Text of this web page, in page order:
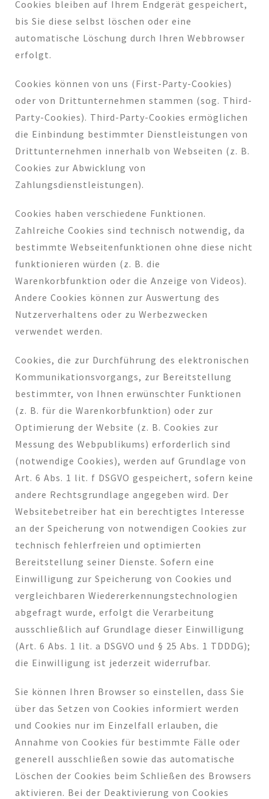
Cookies bleiben auf Ihrem Endgerät gespeichert,
bis Sie diese selbst löschen oder eine
automatische Löschung durch Ihren Webbrowser
erfolgt.
Cookies können von uns (First-Party-Cookies)
oder von Drittunternehmen stammen (sog. Third-
Party-Cookies). Third-Party-Cookies ermöglichen
die Einbindung bestimmter Dienstleistungen von
Drittunternehmen innerhalb von Webseiten (z. B.
Cookies zur Abwicklung von
Zahlungsdienstleistungen).
Cookies haben verschiedene Funktionen.
Zahlreiche Cookies sind technisch notwendig, da
bestimmte Webseitenfunktionen ohne diese nicht
funktionieren würden (z. B. die
Warenkorbfunktion oder die Anzeige von Videos).
Andere Cookies können zur Auswertung des
Nutzerverhaltens oder zu Werbezwecken
verwendet werden.
Cookies, die zur Durchführung des elektronischen
Kommunikationsvorgangs, zur Bereitstellung
bestimmter, von Ihnen erwünschter Funktionen
(z. B. für die Warenkorbfunktion) oder zur
Optimierung der Website (z. B. Cookies zur
Messung des Webpublikums) erforderlich sind
(notwendige Cookies), werden auf Grundlage von
Art. 6 Abs. 1 lit. f DSGVO gespeichert, sofern keine
andere Rechtsgrundlage angegeben wird. Der
Websitebetreiber hat ein berechtigtes Interesse
an der Speicherung von notwendigen Cookies zur
technisch fehlerfreien und optimierten
Bereitstellung seiner Dienste. Sofern eine
Einwilligung zur Speicherung von Cookies und
vergleichbaren Wiedererkennungstechnologien
abgefragt wurde, erfolgt die Verarbeitung
ausschließlich auf Grundlage dieser Einwilligung
(Art. 6 Abs. 1 lit. a DSGVO und § 25 Abs. 1 TDDDG);
die Einwilligung ist jederzeit widerrufbar.
Sie können Ihren Browser so einstellen, dass Sie
über das Setzen von Cookies informiert werden
und Cookies nur im Einzelfall erlauben, die
Annahme von Cookies für bestimmte Fälle oder
generell ausschließen sowie das automatische
Löschen der Cookies beim Schließen des Browsers
aktivieren. Bei der Deaktivierung von Cookies